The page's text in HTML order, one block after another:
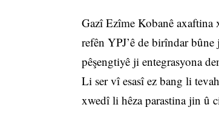
Gazî Ezîme Kobanê
refên YPJ’ê de birîndar
pêşengtiyê ji entegrasyona
Li ser vî esasî ez bang li
xwedî li hêza parastina jin û